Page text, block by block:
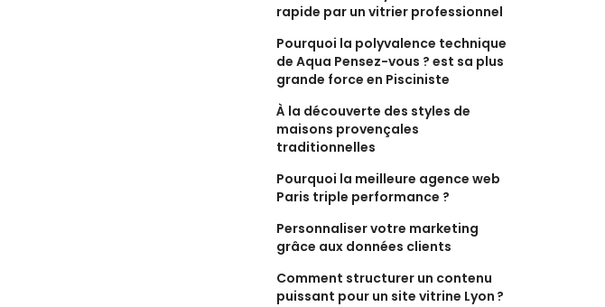
rapide par un vitrier professionnel
Pourquoi la polyvalence technique
de Aqua Pensez-vous ? est sa plus
grande force en Pisciniste
À la découverte des styles de
maisons provençales
traditionnelles
Pourquoi la meilleure agence web
Paris triple performance ?
Personnaliser votre marketing
grâce aux données clients
Comment structurer un contenu
puissant pour un site vitrine Lyon ?